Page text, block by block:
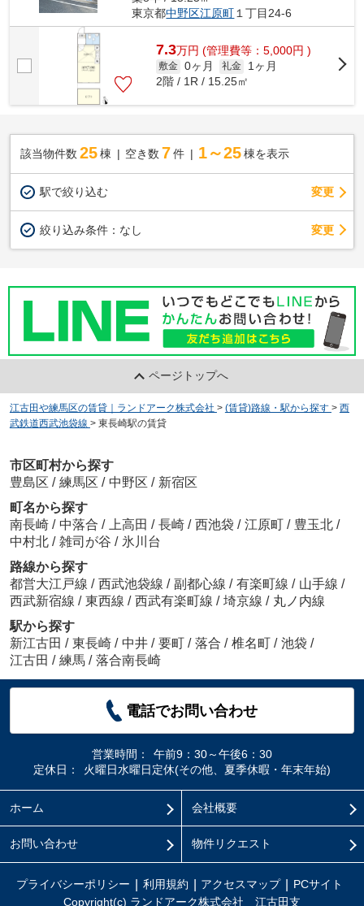
東京都中野区江原町 １丁目24-6
7.3万円 (管理費等：5,000円 )
敷金 0ヶ月 礼金
1ヶ月
2階 / 1R / 15.25㎡
該当物件数 25棟 空き数 7 件 1～25 棟を表示
駅で絞り込む 変更
絞り込み条件： なし 変更
ページトップへ
江古田や練馬区の賃貸｜ランドアーク株式会社 > (賃貸)路線・駅から探す > 西
武鉄道西武池袋線 > 東長崎駅の賃貸
市区町村から探す
豊島区 / 練馬区 / 中野区 / 新宿区
町名から探す
南長崎 / 中落合 / 上高田 / 長崎 / 西池袋 / 江原町 / 豊玉北 /
中村北 / 雑司が谷 / 氷川台
路線から探す
都営大江戸線 / 西武池袋線 / 副都心線 / 有楽町線 / 山手線 /
西武新宿線 / 東西線 / 西武有楽町線 / 埼京線 / 丸ノ内線
駅から探す
新江古田 / 東長崎 / 中井 / 要町 / 落合 / 椎名町 / 池袋 /
江古田 / 練馬 / 落合南長崎
電話でお問い合わせ
営業時間：
午前9：30～午後6：30
定休日：
火曜日水曜日定休(その他、夏季休暇・年末年始)
ホーム 会社概要
お問い合わせ 物件リクエスト
プライバシーポリシー 利用規約 アクセスマップ
PCサイト
Copyright(c) ランドアーク株式会社 江古田支